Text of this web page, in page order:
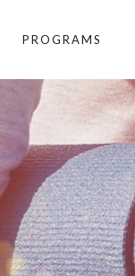
PROGRAMS